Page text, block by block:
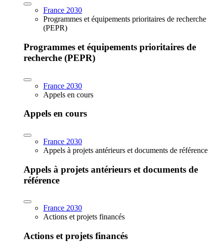
France 2030
Programmes et équipements prioritaires de recherche
(PEPR)
Programmes et équipements prioritaires de
recherche (PEPR)
France 2030
Appels en cours
Appels en cours
France 2030
Appels à projets antérieurs et documents de référence
Appels à projets antérieurs et documents de
référence
France 2030
Actions et projets financés
Actions et projets financés